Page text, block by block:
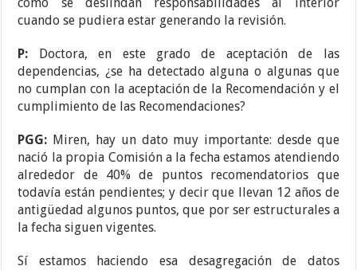
cuando se pudiera estar generando la revisión.
P:
Doctora, en este grado de aceptación de las
dependencias, ¿se ha detectado alguna o algunas que
no cumplan con la aceptación de la Recomendación y el
cumplimiento de las Recomendaciones?
PGG: Miren, hay un dato muy importante: desde que
nació la propia Comisión a la fecha estamos atendiendo
alrededor de 40% de puntos recomendatorios que
todavía están pendientes; y decir que llevan 12 años de
antigüedad algunos puntos, que por ser estructurales a
la fecha siguen vigentes.
Sí estamos haciendo esa desagregación de datos